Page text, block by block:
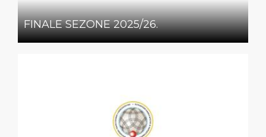
FINALE SEZONE 2025/26.